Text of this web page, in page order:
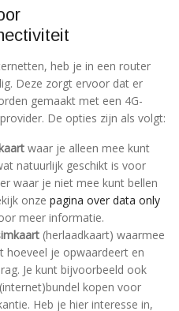
heb je in een router
Deze zorgt ervoor dat er
gemaakt met een 4G-
De opties zijn als volgt:
waar je alleen mee kunt
natuurlijk geschikt is voor
waar je niet mee kunt bellen
onze pagina over data only
meer informatie.
(herlaadkaart) waarmee
hoeveel je opwaardeert en
Je kunt bijvoorbeeld ook
kopen voor
Heb je hier interesse in,